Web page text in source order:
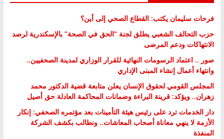
فرحات سليمان يكتب: القطاع الصحي إلى أين؟
حزب التحالف الشعبي يطلق لجنة “الحق في الصحة” بالإسكندرية لرصد
الانتهاكات ودعم المرضى
صور .. اعتماد الرسومات النهائية للقرار الوزاري لمدينة الصحفيين..
وانتهاء أعمال إنشاء المبنى الإداري
المجلس القومي لحقوق الإنسان يعلن متابعة قضية الدكتور محمد
زهران.. ويؤكد: قرينة البراءة وضمانات المحاكمة العادلة حق أصيل
دار الخدمات ترد على رئيس هيئة التأمينات بعد مؤتمره الصحفي: إنكار
الأزمة لا ينهي معاناة أصحاب المعاشات.. ونطالب بكشف الشركة
المنفذة